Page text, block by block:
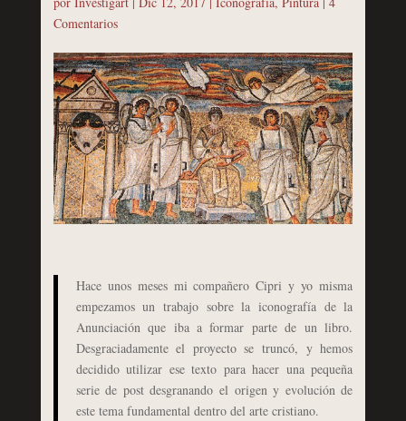
Comentarios
Hace unos meses mi compañero Cipri y yo misma
empezamos un trabajo sobre la iconografía de la
Anunciación que iba a formar parte de un libro.
Desgraciadamente el proyecto se truncó, y hemos
decidido utilizar ese texto para hacer una pequeña
serie de post desgranando el origen y evolución de
este tema fundamental dentro del arte cristiano.